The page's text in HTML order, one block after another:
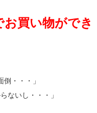
お買い物ができ
倒・・・」
ないし・・・」